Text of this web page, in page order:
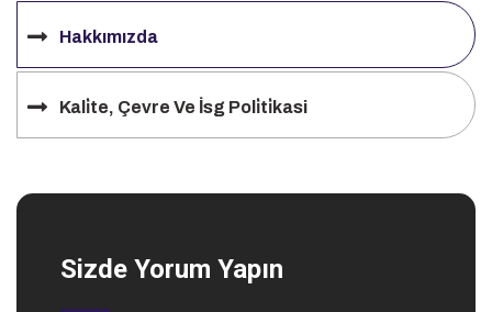
Hakkımızda
Kali̇te, Çevre Ve İsg Poli̇ti̇kasi
Sizde Yorum Yapın